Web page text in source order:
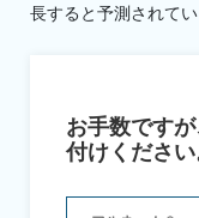
長すると予測されてい
お手数です
付けください